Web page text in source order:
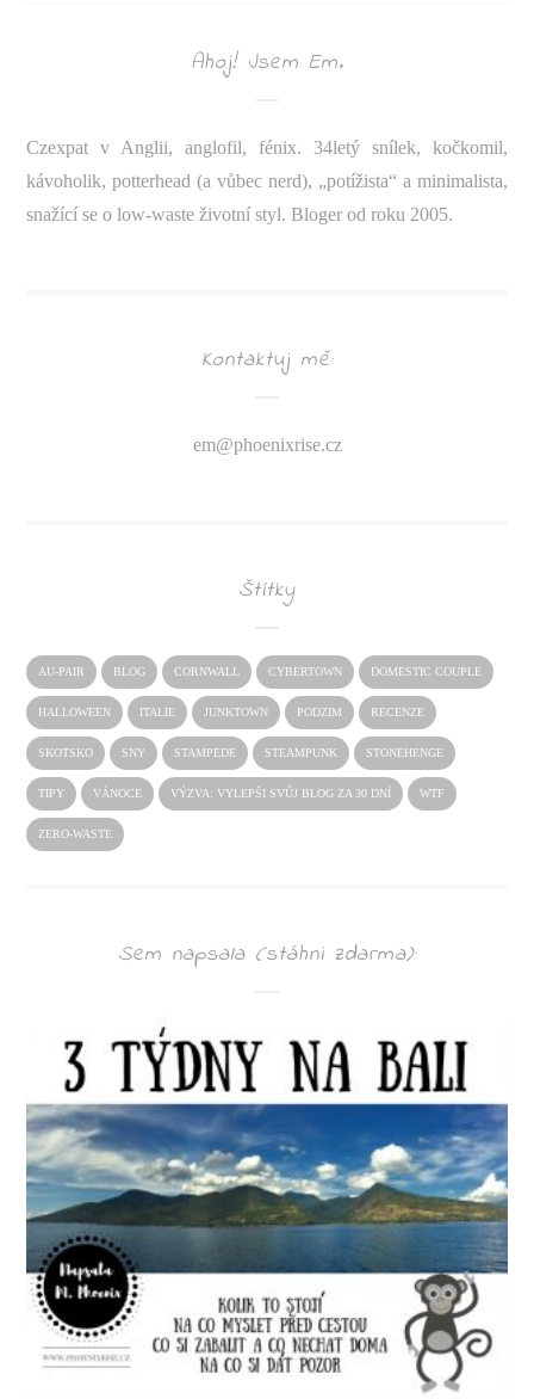
Ahoj! Jsem Em.
Czexpat v Anglii, anglofil, fénix. 34letý snílek, kočkomil,
kávoholik, potterhead (a vůbec nerd), „potížista“ a minimalista,
snažící se o low-waste životní styl. Bloger od roku 2005.
Kontaktuj mě:
em@phoenixrise.cz
Štítky
AU-PAIR BLOG CORNWALL CYBERTOWN DOMESTIC COUPLE
HALLOWEEN ITALIE JUNKTOWN PODZIM RECENZE
SKOTSKO SNY STAMPEDE STEAMPUNK STONEHENGE
TIPY VÁNOCE VÝZVA: VYLEPŠI SVŮJ BLOG ZA 30 DNÍ WTF
ZERO-WASTE
Sem napsala (stáhni zdarma):